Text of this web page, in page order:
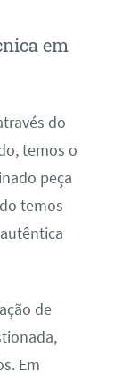
em
do
temos o
peça
temos
de
Em